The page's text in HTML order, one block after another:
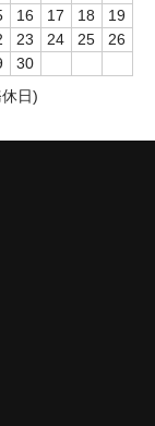
16 17 18
19
23 24 25
26
30
日)